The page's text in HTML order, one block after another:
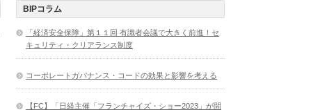
BIPコラム
「経済安全保障」第１１回 有識者会議で大きく前進！セ
キュリティ・クリアランス制度
コーポレートガバナンス・コードの効果と影響を考える
【FC】「日経主催「フランチャイズ・ショー2023」が開